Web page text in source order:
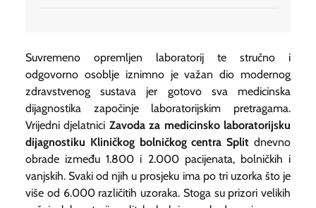
Suvremeno opremljen laboratorij te stručno i
odgovorno osoblje iznimno je važan dio modernog
zdravstvenog sustava jer gotovo sva medicinska
dijagnostika započinje laboratorijskim pretragama.
Vrijedni djelatnici Zavoda za medicinsko laboratorijsku
dijagnostiku Kliničkog bolničkog centra Split dnevno
obrade između 1.800 i 2.000 pacijenata, bolničkih i
vanjskih. Svaki od njih u prosjeku ima po tri uzorka što je
više od 6.000 različitih uzoraka. Stoga su prizori velikih